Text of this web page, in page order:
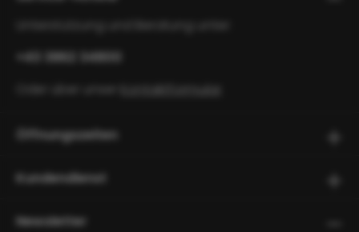
+43 3862 34800
Kontaktformular
Öffnungszeiten
Kundendienst
Newsletter